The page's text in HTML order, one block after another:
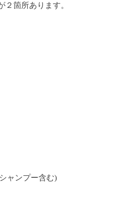
２箇所あります。
ャンプー含む)